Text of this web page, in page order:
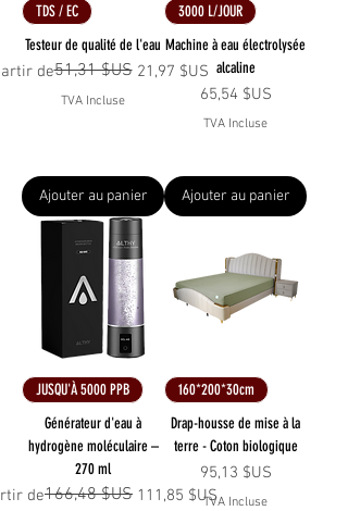
TDS / EC
Testeur de qualité de l'eau
de
original51,31 $US 21,97 $US
promotionnel
TVA Incluse
Ajouter au panier
3000 L/JOUR
Machine à eau électrolysée
alcaline
Prix
65,54 $US
TVA Incluse
Ajouter au panier
JUSQU'À 5000 PPB
Générateur d'eau à
hydrogène moléculaire –
270 ml
de166,48 $US 111,85 $US
160*200*30cm
Drap-housse de mise à la
terre - Coton biologique
Prix
95,13 $US
TVA Incluse